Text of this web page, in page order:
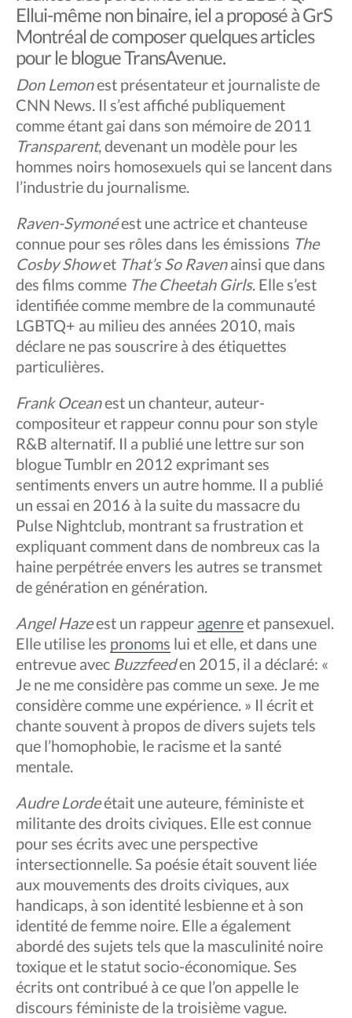
Ellui-même non binaire, iel a proposé à GrS
Montréal de composer quelques articles
pour le blogue TransAvenue.
Don Lemonest présentateur et journaliste de
CNN News. Il s’est affiché publiquement
comme étant gai dans son mémoire de 2011
Transparent, devenant un modèle pour les
hommes noirs homosexuels qui se lancent dans
l’industrie du journalisme.
Raven-Symonéest une actrice et chanteuse
connue pour ses rôles dans les émissions The
Cosby Showet That’s So Ravenainsi que dans
des films comme The Cheetah Girls. Elle s’est
identifiée comme membre de la communauté
LGBTQ+ au milieu des années 2010, mais
déclare ne pas souscrire à des étiquettes
particulières.
Frank Oceanest un chanteur, auteur-
compositeur et rappeur connu pour son style
R&B alternatif. Il a publié une lettre sur son
blogue Tumblr en 2012 exprimant ses
sentiments envers un autre homme. Il a publié
un essai en 2016 à la suite du massacre du
Pulse Nightclub, montrant sa frustration et
expliquant comment dans de nombreux cas la
haine perpétrée envers les autres se transmet
de génération en génération.
Angel Hazeest un rappeur agenreet pansexuel.
Elle utilise les pronoms lui et elle, et dans une
entrevue avec Buzzfeeden 2015, il a déclaré: «
Je ne me considère pas comme un sexe. Je me
considère comme une expérience. » Il écrit et
chante souvent à propos de divers sujets tels
que l’homophobie, le racisme et la santé
mentale.
Audre Lordeétait une auteure, féministe et
militante des droits civiques. Elle est connue
pour ses écrits avec une perspective
intersectionnelle. Sa poésie était souvent liée
aux mouvements des droits civiques, aux
handicaps, à son identité lesbienne et à son
identité de femme noire. Elle a également
abordé des sujets tels que la masculinité noire
toxique et le statut socio-économique. Ses
écrits ont contribué à ce que l’on appelle le
discours féministe de la troisième vague.